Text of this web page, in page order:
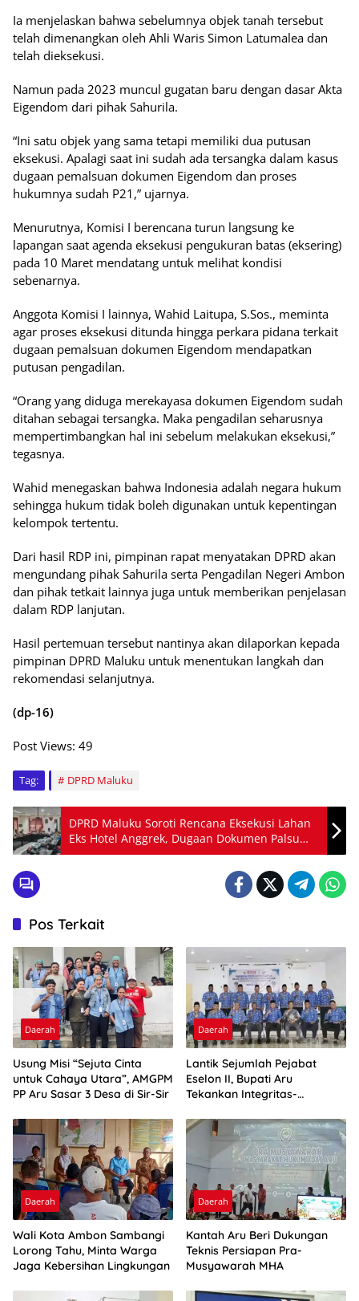
Ia menjelaskan bahwa sebelumnya objek tanah tersebut
telah dimenangkan oleh Ahli Waris Simon Latumalea dan
telah dieksekusi.
Namun pada 2023 muncul gugatan baru dengan dasar Akta
Eigendom dari pihak Sahurila.
“Ini satu objek yang sama tetapi memiliki dua putusan
eksekusi. Apalagi saat ini sudah ada tersangka dalam kasus
dugaan pemalsuan dokumen Eigendom dan proses
hukumnya sudah P21,” ujarnya.
Menurutnya, Komisi I berencana turun langsung ke
lapangan saat agenda eksekusi pengukuran batas (eksering)
pada 10 Maret mendatang untuk melihat kondisi
sebenarnya.
Anggota Komisi I lainnya, Wahid Laitupa, S.Sos., meminta
agar proses eksekusi ditunda hingga perkara pidana terkait
dugaan pemalsuan dokumen Eigendom mendapatkan
putusan pengadilan.
“Orang yang diduga merekayasa dokumen Eigendom sudah
ditahan sebagai tersangka. Maka pengadilan seharusnya
mempertimbangkan hal ini sebelum melakukan eksekusi,”
tegasnya.
Wahid menegaskan bahwa Indonesia adalah negara hukum
sehingga hukum tidak boleh digunakan untuk kepentingan
kelompok tertentu.
Dari hasil RDP ini, pimpinan rapat menyatakan DPRD akan
mengundang pihak Sahurila serta Pengadilan Negeri Ambon
dan pihak tetkait lainnya juga untuk memberikan penjelasan
dalam RDP lanjutan.
Hasil pertemuan tersebut nantinya akan dilaporkan kepada
pimpinan DPRD Maluku untuk menentukan langkah dan
rekomendasi selanjutnya.
(dp-16)
Post Views: 49
Tag: DPRD Maluku
DPRD Maluku Soroti Rencana Eksekusi Lahan
Eks Hotel Anggrek, Dugaan Dokumen Palsu
Jadi Perhatian
Pos Terkait
Daerah
Usung Misi “Sejuta Cinta
untuk Cahaya Utara”, AMGPM
PP Aru Sasar 3 Desa di Sir-Sir
Daerah
Lantik Sejumlah Pejabat
Eselon II, Bupati Aru
Tekankan Integritas-
Daerah
Wali Kota Ambon Sambangi
Lorong Tahu, Minta Warga
Jaga Kebersihan Lingkungan
Daerah
Kantah Aru Beri Dukungan
Teknis Persiapan Pra-
Musyawarah MHA